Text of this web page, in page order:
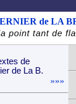
de LA
point tant de
de
de La B.
»»»